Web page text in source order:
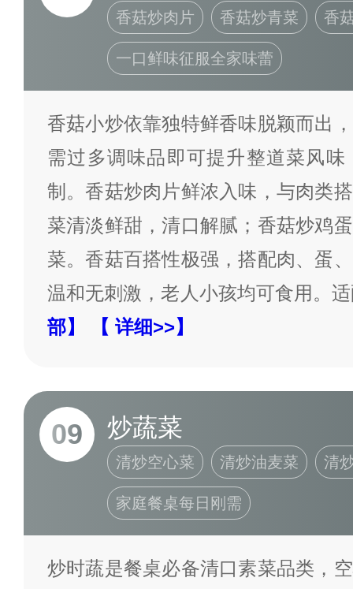
香菇炒肉片 香菇炒青菜 香
一口鲜味征服全家味蕾
香菇小炒依靠独特鲜香味脱颖而出
需过多调味品即可提升整道菜风
制。香菇炒肉片鲜浓入味，与肉类
菜清淡鲜甜，清口解腻；香菇炒鸡
菜。香菇百搭性极强，搭配肉、蛋
温和无刺激，老人小孩均可食用。
部】
【 详细>>】
09 炒蔬菜
清炒空心菜 清炒油麦菜 清
家庭餐桌每日刚需
炒时蔬是餐桌必备清口素菜品类，